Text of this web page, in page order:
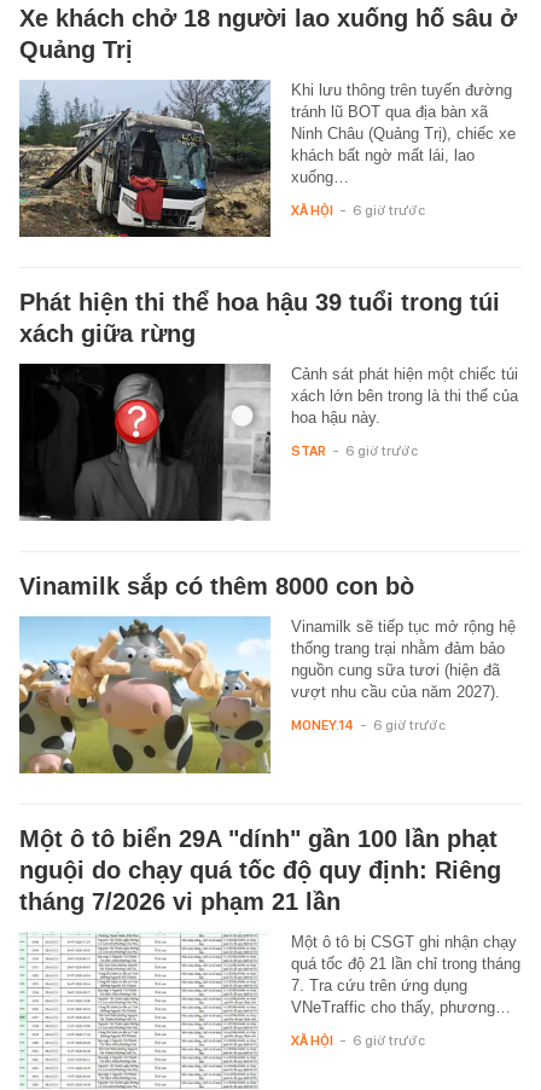
Xe khách chở 18 người lao xuống hố sâu ở
Quảng Trị
Khi lưu thông trên tuyến đường
tránh lũ BOT qua địa bàn xã
Ninh Châu (Quảng Trị), chiếc xe
khách bất ngờ mất lái, lao
xuống…
XÃ HỘI - 6 giờ trước
Phát hiện thi thể hoa hậu 39 tuổi trong túi
xách giữa rừng
Cảnh sát phát hiện một chiếc túi
xách lớn bên trong là thi thể của
hoa hậu này.
STAR - 6 giờ trước
Vinamilk sắp có thêm 8000 con bò
Vinamilk sẽ tiếp tục mở rộng hệ
thống trang trại nhằm đảm bảo
nguồn cung sữa tươi (hiện đã
vượt nhu cầu của năm 2027).
MONEY.14 - 6 giờ trước
Một ô tô biển 29A "dính" gần 100 lần phạt
nguội do chạy quá tốc độ quy định: Riêng
tháng 7/2026 vi phạm 21 lần
Một ô tô bị CSGT ghi nhận chạy
quá tốc độ 21 lần chỉ trong tháng
7. Tra cứu trên ứng dụng
VNeTraffic cho thấy, phương…
XÃ HỘI - 6 giờ trước